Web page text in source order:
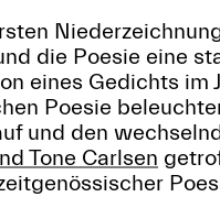
die Poesie eine
eines Gedichts
Poesie
und den
Tone Carlsen